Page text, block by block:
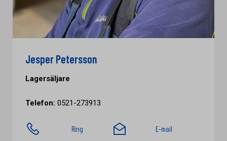
Jesper Petersson
Lagersäljare
Telefon: 0521-273913
Ring E-mail